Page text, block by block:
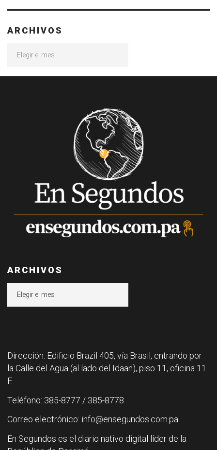
ARCHIVOS
ARCHIVOS
Dirección: Edificio Brazil 405, vía Brasil, entrando por
la Calle del Agua (al lado del Idaan), piso 11, oficina 11
F.
Teléfono: 385-8777 / 385-8778
Correo electrónico: info@ensegundos.com.pa
En Segundos es el diario nativo digital líder de la